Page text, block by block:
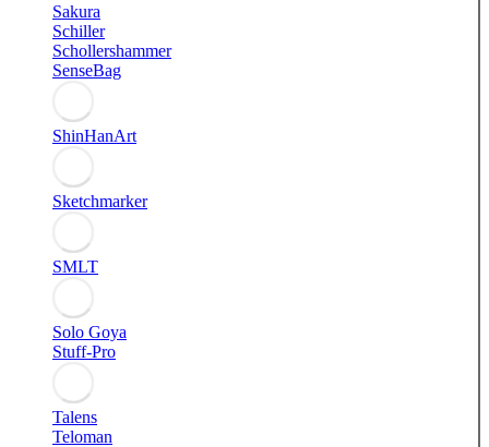
Sakura
Schiller
Schollershammer
SenseBag
ShinHanArt
Sketchmarker
SMLT
Solo Goya
Stuff-Pro
Talens
Teloman